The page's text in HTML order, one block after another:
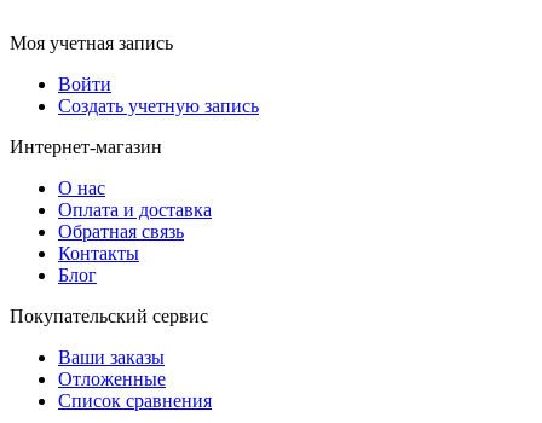
Моя учетная запись
Войти
Создать учетную запись
Интернет-магазин
О нас
Оплата и доставка
Обратная связь
Контакты
Блог
Покупательский сервис
Ваши заказы
Отложенные
Список сравнения